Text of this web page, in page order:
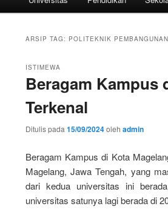
ARSIP TAG: POLITEKNIK
Beragam Kampus
Terkenal
ISTIMEWA
Ditulis pada 15/09/2024oleh admin
Beragam Kampus di Kota
Magelang, Jawa Tengah, yang
dari kedua universitas ini
universitas satunya lagi berada di